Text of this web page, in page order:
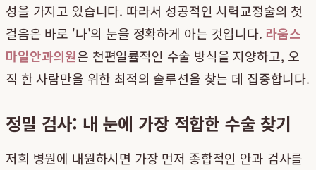
성을 가지고 있습니다. 따라서 성공적인 시력교정술의 첫
걸음은 바로 '나'의 눈을 정확하게 아는 것입니다. 라움스
마일안과의원은 천편일률적인 수술 방식을 지양하고, 오
직 한 사람만을 위한 최적의 솔루션을 찾는 데 집중합니다.
정밀 검사: 내 눈에 가장 적합한 수술 찾기
저희 병원에 내원하시면 가장 먼저 종합적인 안과 검사를